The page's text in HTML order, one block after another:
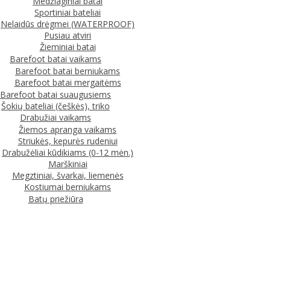
Sportiniai bateliai
Nelaidūs drėgmei (WATERPROOF)
Pusiau atviri
Žieminiai batai
Barefoot batai vaikams
Barefoot batai berniukams
Barefoot batai mergaitėms
Barefoot batai suaugusiems
Šokių bateliai (češkės), triko
Drabužiai vaikams
Žiemos apranga vaikams
Striukės, kepurės rudeniui
Drabužėliai kūdikiams (0-12 mėn.)
Marškiniai
Megztiniai, švarkai, liemenės
Kostiumai berniukams
Batų priežiūra